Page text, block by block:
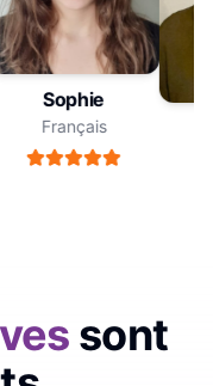
Sophie
Français
sont